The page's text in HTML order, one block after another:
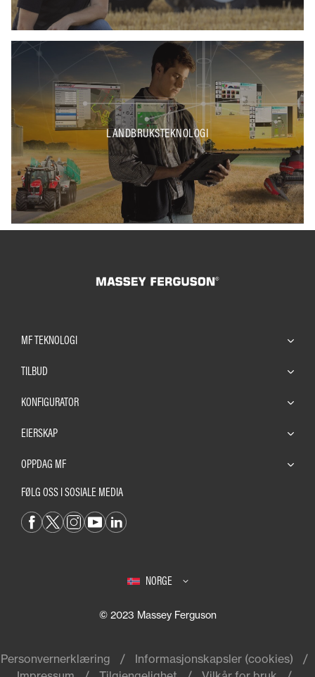
LANDBRUKSTEKNOLOGI
MF TEKNOLOGI
TILBUD
KONFIGURATOR
EIERSKAP
OPPDAG MF
FØLG OSS I SOSIALE MEDIA
NORGE
© 2023 Massey Ferguson
Personvernerklæring
Informasjonskapsler (cookies)